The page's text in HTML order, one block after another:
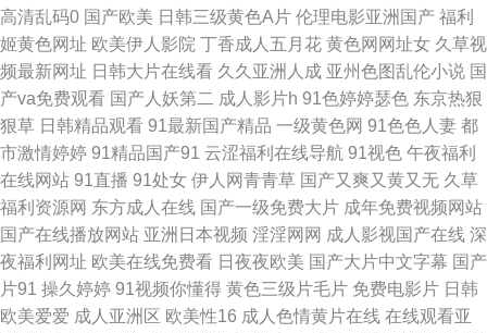
人人摸97视频 av天堂中文字幕在线观看电影 变态另类AV在线 欧美一级做 av
超碰 欧美欧美在线 中文字幕在线中+ 久久综久久 亚洲色精品vr一区 国产日
韩一区 天天艹艹 成在人线 日本乱妇乱子视频网站百度 99视频国产在线 欧美
精品午夜免费 91白虎丝袜萝莉 免费亚洲一区 国产一级二级三级网站 日干夜
操 免费在线观看亚 大香蕉精品国 日韩色区 成人亚洲性情 日本午夜剧场 超碰
A片 97精品电影网 日韩激情视频在线 白丝自慰网站91 全能影视 97伦理影视
高清乱码0 国产欧美 日韩三级黄色A片 伦理电影亚洲国产 福利
姬黄色网址 欧美伊人影院 丁香成人五月花 黄色网网址女 久草视
频最新网址 日韩大片在线看 久久亚洲人成 亚州色图乱伦小说 国
产va免费观看 国产人妖第二 成人影片h 91色婷婷瑟色 东京热狠
狠草 日韩精品观看 91最新国产精品 一级黄色网 91色色人妻 都
市激情婷婷 91精品国产91 云涩福利在线导航 91视色 午夜福利
在线网站 91直播 91处女 伊人网青青草 国产又爽又黄又无 久草
福利资源网 东方成人在线 国产一级免费大片 成年免费视频网站
国产在线播放网站 亚洲日本视频 淫淫网网 成人影视国产在线 深
夜福利网址 欧美在线免费看 日夜夜欧美 国产大片中文字幕 国产
片91 操久婷婷 91视频你懂得 黄色三级片毛片 免费电影片 日韩
欧美爱爱 成人亚洲区 欧美性16 成人色情黄片在线 在线观看亚